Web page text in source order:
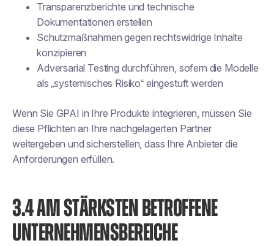
Transparenzberichte und technische
Dokumentationen erstellen
Schutzmaßnahmen gegen rechtswidrige Inhalte
konzipieren
Adversarial Testing durchführen, sofern die Modelle
als „systemisches Risiko“ eingestuft werden
Wenn Sie GPAI in Ihre Produkte integrieren, müssen Sie
diese Pflichten an Ihre nachgelagerten Partner
weitergeben und sicherstellen, dass Ihre Anbieter die
Anforderungen erfüllen.
3.4 AM STÄRKSTEN BETROFFENE
UNTERNEHMENSBEREICHE